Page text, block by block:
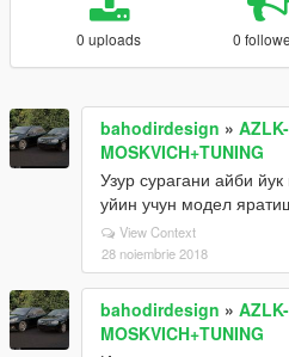
0 uploads 0
bahodirdesign »
MOSKVICH+TUNING
Узур сурагани айби
уйин учун модел
View Context
28 noiembrie 2018
bahodirdesign »
MOSKVICH+TUNING